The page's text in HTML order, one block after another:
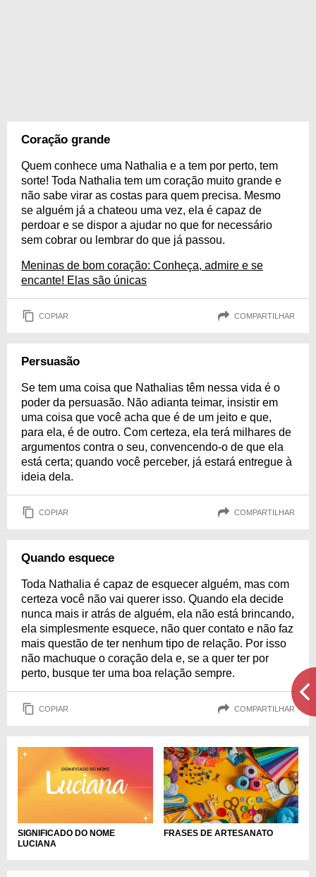
Coração grande
Quem conhece uma Nathalia e a tem por perto, tem
sorte! Toda Nathalia tem um coração muito grande e
não sabe virar as costas para quem precisa. Mesmo
se alguém já a chateou uma vez, ela é capaz de
perdoar e se dispor a ajudar no que for necessário
sem cobrar ou lembrar do que já passou.
Meninas de bom coração: Conheça, admire e se
encante! Elas são únicas
COPIAR COMPARTILHAR
Persuasão
Se tem uma coisa que Nathalias têm nessa vida é o
poder da persuasão. Não adianta teimar, insistir em
uma coisa que você acha que é de um jeito e que,
para ela, é de outro. Com certeza, ela terá milhares de
argumentos contra o seu, convencendo-o de que ela
está certa; quando você perceber, já estará entregue à
ideia dela.
COPIAR COMPARTILHAR
Quando esquece
Toda Nathalia é capaz de esquecer alguém, mas com
certeza você não vai querer isso. Quando ela decide
nunca mais ir atrás de alguém, ela não está brincando,
ela simplesmente esquece, não quer contato e não faz
mais questão de ter nenhum tipo de relação. Por isso
não machuque o coração dela e, se a quer ter por
perto, busque ter uma boa relação sempre.
COPIAR COMPARTILHAR
SIGNIFICADO DO NOME
LUCIANA
FRASES DE ARTESANATO